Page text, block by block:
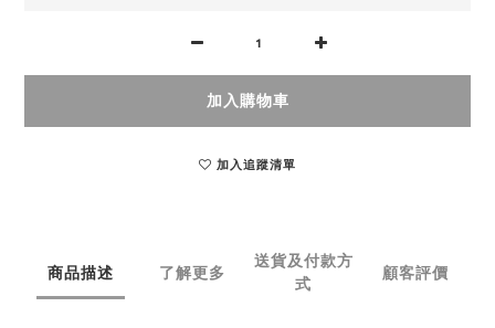
加入購物車
加入追蹤清單
商品描述 了解更多
送貨及付款方
式
顧客評價